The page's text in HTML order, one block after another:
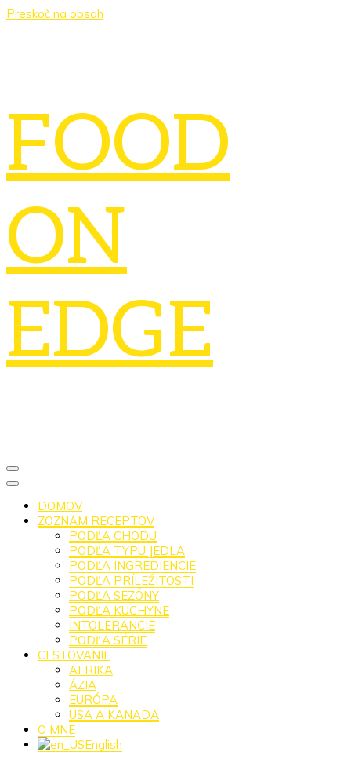
Preskoč na obsah
FOOD
ON
EDGE
DOMOV
ZOZNAM RECEPTOV
PODĽA CHODU
PODĽA TYPU JEDLA
PODĽA INGREDIENCIE
PODĽA PRÍLEŽITOSTI
PODĽA SEZÓNY
PODĽA KUCHYNE
INTOLERANCIE
PODĽA SÉRIE
CESTOVANIE
AFRIKA
ÁZIA
EURÓPA
USA A KANADA
O MNE
English